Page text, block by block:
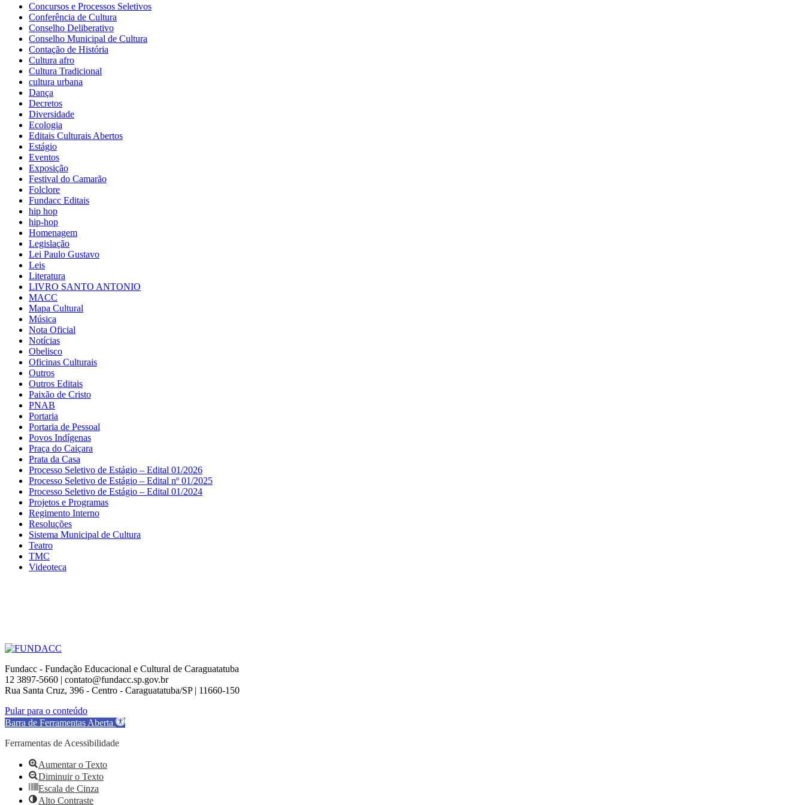
Concursos e Processos Seletivos
Conferência de Cultura
Conselho Deliberativo
Conselho Municipal de Cultura
Contação de História
Cultura afro
Cultura Tradicional
cultura urbana
Dança
Decretos
Diversidade
Ecologia
Editais Culturais Abertos
Estágio
Eventos
Exposição
Festival do Camarão
Folclore
Fundacc Editais
hip hop
hip-hop
Homenagem
Legislação
Lei Paulo Gustavo
Leis
Literatura
LIVRO SANTO ANTONIO
MACC
Mapa Cultural
Música
Nota Oficial
Notícias
Obelisco
Oficinas Culturais
Outros
Outros Editais
Paixão de Cristo
PNAB
Portaria
Portaria de Pessoal
Povos Indígenas
Praça do Caiçara
Prata da Casa
Processo Seletivo de Estágio – Edital 01/2026
Processo Seletivo de Estágio – Edital nº 01/2025
Processo Seletivo de Estágio – Edital 01/2024
Projetos e Programas
Regimento Interno
Resoluções
Sistema Municipal de Cultura
Teatro
TMC
Videoteca
Fundacc - Fundação Educacional e Cultural de Caraguatatuba
12 3897-5660 | contato@fundacc.sp.gov.br
Rua Santa Cruz, 396 - Centro - Caraguatatuba/SP | 11660-150
Go
to
Pular para o conteúdo
Barra de Ferramentas Aberta
Ferramentas de Acessibilidade
Aumentar o Texto
Diminuir o Texto
Escala de Cinza
Alto Contraste